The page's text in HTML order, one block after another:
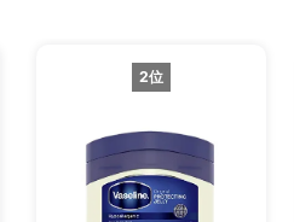
2位